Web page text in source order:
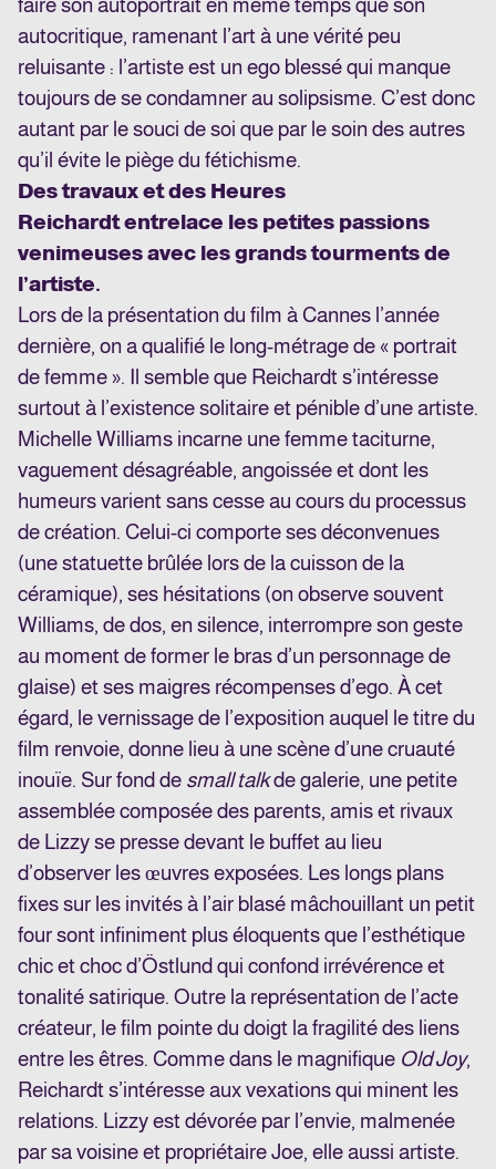
faire son autoportrait en même temps que son
autocritique, ramenant l’art à une vérité peu
reluisante : l’artiste est un ego blessé qui manque
toujours de se condamner au solipsisme. C’est donc
autant par le souci de soi que par le soin des autres
qu’il évite le piège du fétichisme.
Des travaux et des Heures
Reichardt entrelace les petites passions
venimeuses avec les grands tourments de
l’artiste.
Lors de la présentation du film à Cannes l’année
dernière, on a qualifié le long-métrage de « portrait
de femme ». Il semble que Reichardt s’intéresse
surtout à l’existence solitaire et pénible d’une artiste.
Michelle Williams incarne une femme taciturne,
vaguement désagréable, angoissée et dont les
humeurs varient sans cesse au cours du processus
de création. Celui-ci comporte ses déconvenues
(une statuette brûlée lors de la cuisson de la
céramique), ses hésitations (on observe souvent
Williams, de dos, en silence, interrompre son geste
au moment de former le bras d’un personnage de
glaise) et ses maigres récompenses d’ego. À cet
égard, le vernissage de l’exposition auquel le titre du
film renvoie, donne lieu à une scène d’une cruauté
inouïe. Sur fond de small talkde galerie, une petite
assemblée composée des parents, amis et rivaux
de Lizzy se presse devant le buffet au lieu
d’observer les œuvres exposées. Les longs plans
fixes sur les invités à l’air blasé mâchouillant un petit
four sont infiniment plus éloquents que l’esthétique
chic et choc d’Östlund qui confond irrévérence et
tonalité satirique. Outre la représentation de l’acte
créateur, le film pointe du doigt la fragilité des liens
entre les êtres. Comme dans le magnifique Old Joy,
Reichardt s’intéresse aux vexations qui minent les
relations. Lizzy est dévorée par l’envie, malmenée
par sa voisine et propriétaire Joe, elle aussi artiste.